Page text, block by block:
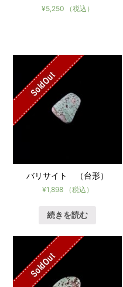
¥5,250 （税込）
バリサイト （台形）
¥1,898 （税込）
SoldOut
続きを読む
SoldOut